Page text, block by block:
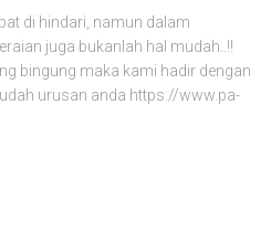
di hindari, namun dalam
juga bukanlah hal mudah..!!
bingung maka kami hadir dengan
urusan anda https://www.pa-